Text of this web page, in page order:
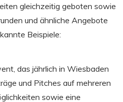
gleichzeitig geboten sowie
und ähnliche Angebote
Beispiele:
das jährlich in Wiesbaden
und Pitches auf mehreren
sowie eine